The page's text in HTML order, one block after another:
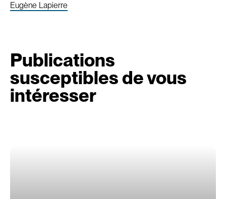
Eugène Lapierre
Publications
susceptibles de vous
intéresser